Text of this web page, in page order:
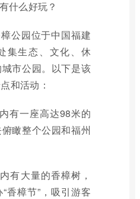
什么好玩？
公园位于中国福建
集生态、文化、休
市公园。以下是该
和活动：
有一座高达98米的
瞰整个公园和福州
有大量的香樟树，
香樟节”，吸引游客